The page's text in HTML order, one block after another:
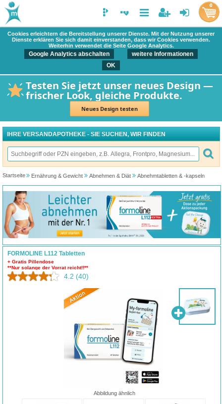
Cookies erleichtern die Bereitstellung unserer Dienste. Mit der Nutzung unserer
Dienste erklären Sie sich damit einverstanden, dass wir Cookies verwenden.
Weiterhin verwendet die Seite Google Analytics.
Google Analytics abschalten
weitere Informationen
OK
Testen Sie jetzt unser neues Design —
frischer Look, gleiche Produkte.
Neues Design testen
0
IHRE VERSANDAPOTHEKE - SIE SUCHEN, WIR FINDEN
Startseite Ernährung & Gewicht Abnehmen & Diät Abnehmtabletten & -kapseln
FORMOLINE L112 Tabletten
+ Gratis Pillendose
**Nur solange der Vorrat reicht!!**
4.2 (40)
Abbildung ähnlich